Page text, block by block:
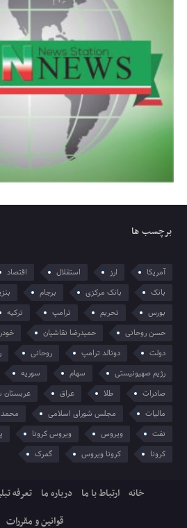
برچسب ها
آمریکا ارز استقلال اقتصاد
بانک
بانک مرکزی برجام
بورس
تحریم ترامپ ترکیه
حسن روحانی
حمیدرضا نقاشیان
دولت
دونالد ترامپ روحانی
رژیم صهیونیستی
سهام سوریه
صادرات
طلا عراق
مالیات
مجلس شورای اسلامی
نفت
ویروس ویروس کرونا
کرونا
کرونا ویروس گمرک
خانه ارتباط با ما درباره ما تعرفه
قوانین و مقررات